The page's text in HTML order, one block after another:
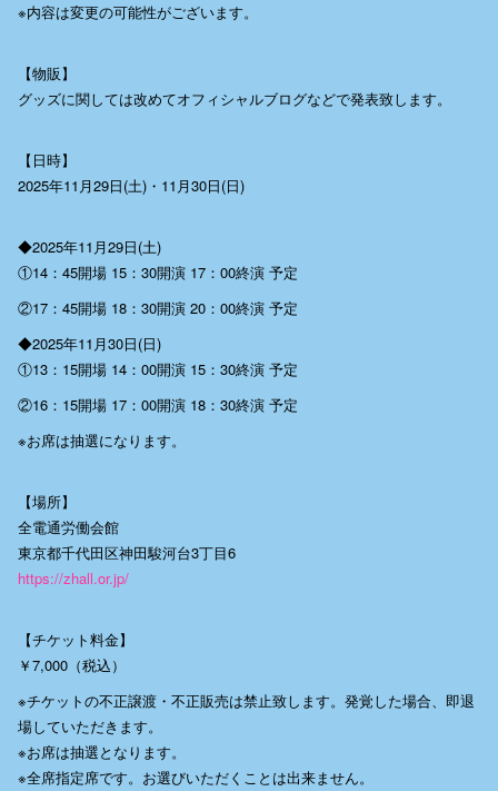
※内容は変更の可能性がございます。
【物販】
グッズに関しては改めてオフィシャルブログなどで発表致します。
【日時】
2025年11月29日(土)・11月30日(日)
◆2025年11月29日(土)
①14：45開場 15：30開演 17：00終演 予定
②17：45開場 18：30開演 20：00終演 予定
◆2025年11月30日(日)
①13：15開場 14：00開演 15：30終演 予定
②16：15開場 17：00開演 18：30終演 予定
※お席は抽選になります。
【場所】
全電通労働会館
東京都千代田区神田駿河台3丁目6
https://zhall.or.jp/
【チケット料金】
￥7,000（税込）
※チケットの不正譲渡・不正販売は禁止致します。発覚した場合、即退
場していただきます。
※お席は抽選となります。
※全席指定席です。お選びいただくことは出来ません。